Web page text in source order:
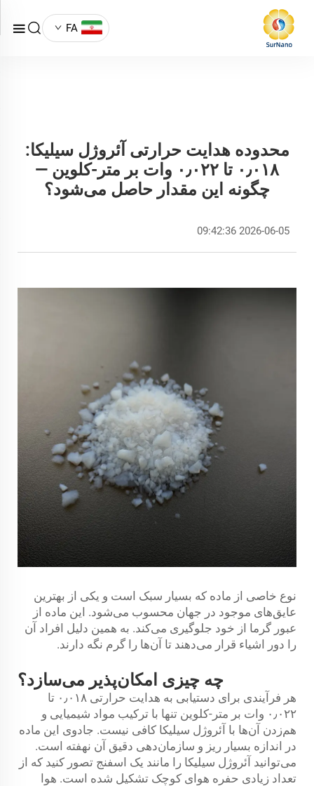
FA
محدوده هدایت حرارتی آئروژل سیلیکا:
۰٫۰۱۸ تا ۰٫۰۲۲ وات بر متر-کلوین —
چگونه این مقدار حاصل می‌شود؟
2026-06-05 09:42:36
نوع خاصی از ماده که بسیار سبک است و یکی از بهترین
عایق‌های موجود در جهان محسوب می‌شود. این ماده از
عبور گرما از خود جلوگیری می‌کند. به همین دلیل افراد آن
را دور اشیاء قرار می‌دهند تا آن‌ها را گرم نگه دارند.
چه چیزی امکان‌پذیر می‌سازد؟
هر فرآیندی برای دستیابی به هدایت حرارتی ۰٫۰۱۸ تا
۰٫۰۲۲ وات بر متر-کلوین تنها با ترکیب مواد شیمیایی و
هم‌زدن آن‌ها با آئروژل سیلیکا کافی نیست. جادوی این ماده
در اندازه بسیار ریز و سازمان‌دهی دقیق آن نهفته است.
می‌توانید آئروژل سیلیکا را مانند یک اسفنج تصور کنید که از
تعداد زیادی حفره هوای کوچک تشکیل شده است. هوا